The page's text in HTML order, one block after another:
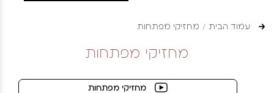
עמוד הבית מחזיקי מפתחות
מחזיקי מפתחות
מחזיקי מפתחות